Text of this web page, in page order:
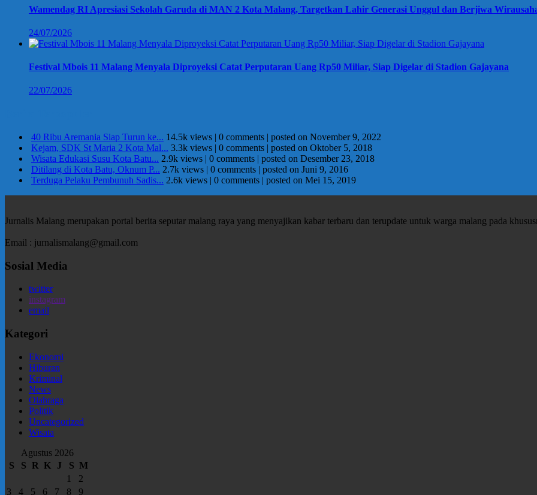
Wamendag RI Apresiasi Sekolah Garuda di MAN 2 Kota Malang, Targetkan Lahir Generasi Unggul dan Berjiwa
24/07/2026
Festival Mbois 11 Malang Menyala Diproyeksi Catat Perputaran Uang Rp50 Miliar, Siap Digelar di Stadion Gajayana
22/07/2026
40 Ribu Aremania Siap Turun ke... 14.5k views | 0 comments | posted on November 9, 2022
Kejam, SDK St Maria 2 Kota Mal... 3.3k views | 0 comments | posted on Oktober 5, 2018
Wisata Edukasi Susu Kota Batu... 2.9k views | 0 comments | posted on Desember 23, 2018
Ditilang di Kota Batu, Oknum P... 2.7k views | 0 comments | posted on Juni 9, 2016
Terduga Pelaku Pembunuh Sadis... 2.6k views | 0 comments | posted on Mei 15, 2019
Jurnalis Malang merupakan portal berita seputar malang raya yang menyajikan kabar terbaru dan terupdate untuk warga malang pada
Email : jurnalismalang@gmail.com
Sosial Media
twitter
instagram
email
Kategori
Ekonomi
Hiburan
Kriminal
News
Olahraga
Politik
Uncategorized
Wisata
Agustus 2026
S
S R K J S M
1
2
3
4 5 6 7 8 9